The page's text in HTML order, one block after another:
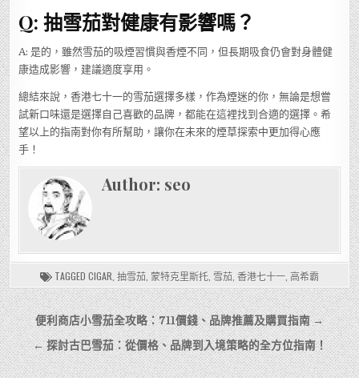
Q: 抽雪茄對健康有影響嗎？
A: 是的，雖然雪茄的吸煙習慣與香煙不同，但長期吸食仍會對身體健
康造成影響，建議適度享用。
總結來說，香港七十一的雪茄選擇多樣，作為煙迷的你，無論是想嘗
試新口味還是選擇自己喜歡的品牌，都能在這裡找到合適的選擇。希
望以上的指南對你有所幫助，讓你在未來的煙草探索中更加得心應
手！
Author: seo
TAGGED CIGAR 抽雪茄 蒙特克里斯托 雪茄 香港七十一 高希霸
文
章
導
便利商店小雪茄全攻略：711價錢、品牌推薦及購買指南 →
← 探討古巴雪茄：從價格、品牌到入境策略的全方位指南！